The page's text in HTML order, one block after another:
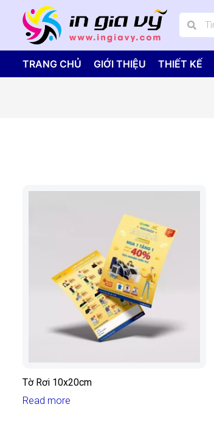
TRANG CHỦ GIỚI THIỆU THIẾT KẾ
Tờ Rơi 10x20cm
Read more